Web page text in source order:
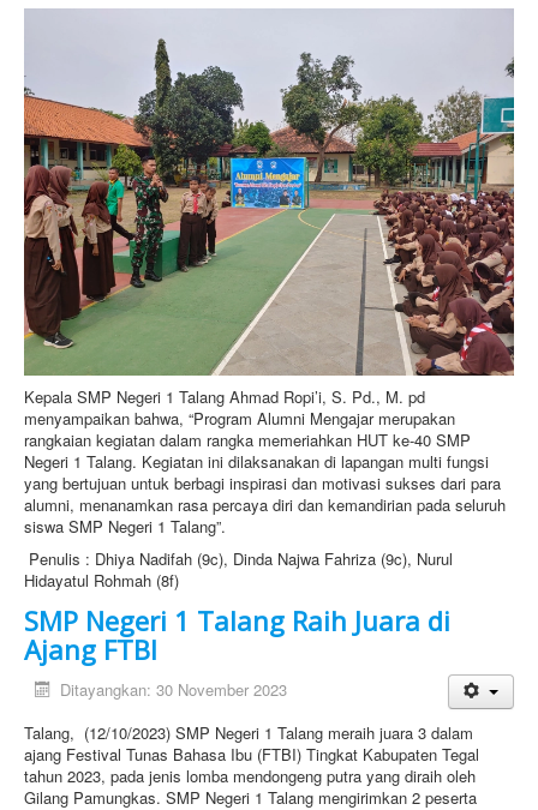
Kepala SMP Negeri 1 Talang Ahmad Ropi’i, S. Pd., M. pd
menyampaikan bahwa, “Program Alumni Mengajar merupakan
rangkaian kegiatan dalam rangka memeriahkan HUT ke-40 SMP
Negeri 1 Talang. Kegiatan ini dilaksanakan di lapangan multi fungsi
yang bertujuan untuk berbagi inspirasi dan motivasi sukses dari para
alumni, menanamkan rasa percaya diri dan kemandirian pada seluruh
siswa SMP Negeri 1 Talang”.
Penulis : Dhiya Nadifah (9c), Dinda Najwa Fahriza (9c), Nurul
Hidayatul Rohmah (8f)
SMP Negeri 1 Talang Raih Juara di
Ajang FTBI
Ditayangkan: 30 November 2023
Talang, (12/10/2023) SMP Negeri 1 Talang meraih juara 3 dalam
ajang Festival Tunas Bahasa Ibu (FTBI) Tingkat Kabupaten Tegal
tahun 2023, pada jenis lomba mendongeng putra yang diraih oleh
Gilang Pamungkas. SMP Negeri 1 Talang mengirimkan 2 peserta